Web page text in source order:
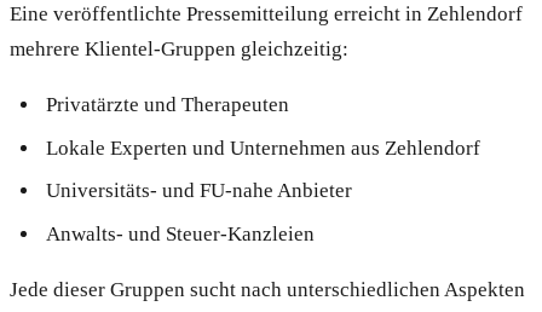
Eine veröffentlichte Pressemitteilung erreicht in Zehlendorf
mehrere Klientel-Gruppen gleichzeitig:
Privatärzte und Therapeuten
Lokale Experten und Unternehmen aus Zehlendorf
Universitäts- und FU-nahe Anbieter
Anwalts- und Steuer-Kanzleien
Jede dieser Gruppen sucht nach unterschiedlichen Aspekten